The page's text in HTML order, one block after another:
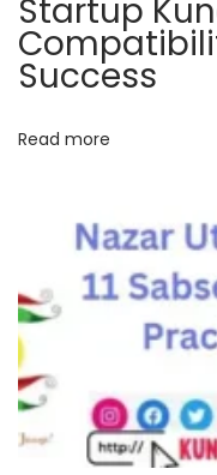
उ
पा
ये
x
t
p
o
द्वा
र
का
वा
Startup
Success
Read more